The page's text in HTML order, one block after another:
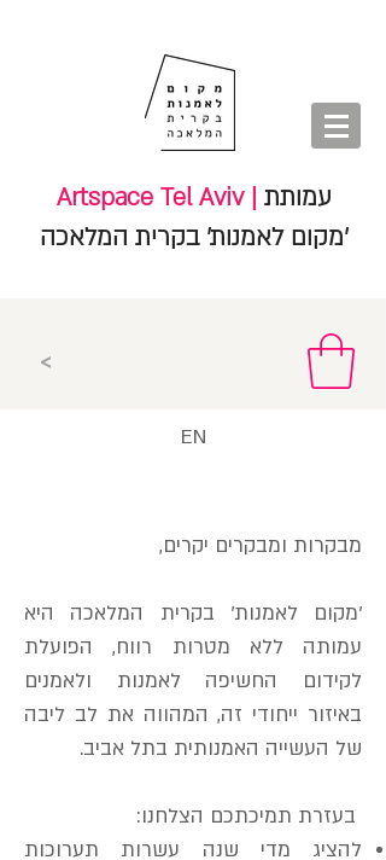
shop
Artspace Tel Aviv |
'מקום לאמנות' בקרית המלאכה
<
EN
מבקרות ומבקרים יקרים,
'מקום לאמנות' בקרית המלאכה היא
עמותה ללא מטרות רווח, הפועלת
לקידום החשיפה לאמנות ולאמנים
באיזור ייחודי זה, המהווה את לב ליבה
של העשייה האמנותית בתל אביב.
בעזרת תמיכתכם הצלחנו:
להציג מדי שנה עשרות תערוכות